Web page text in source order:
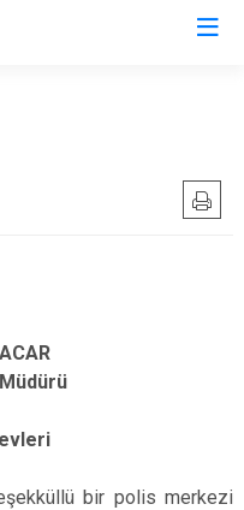
bir polis merkezi